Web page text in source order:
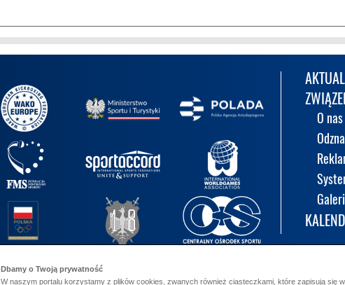
O nas
Dbamy o Twoją prywatność
W naszym portalu korzystamy z plików cookies, zwanych również ciasteczkami, które zapisują się